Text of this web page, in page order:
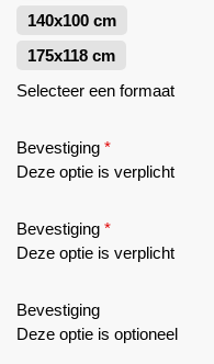
140x100 cm
175x118 cm
Selecteer een formaat
Bevestiging *
Deze optie is verplicht
Bevestiging *
Deze optie is verplicht
Bevestiging
Deze optie is optioneel